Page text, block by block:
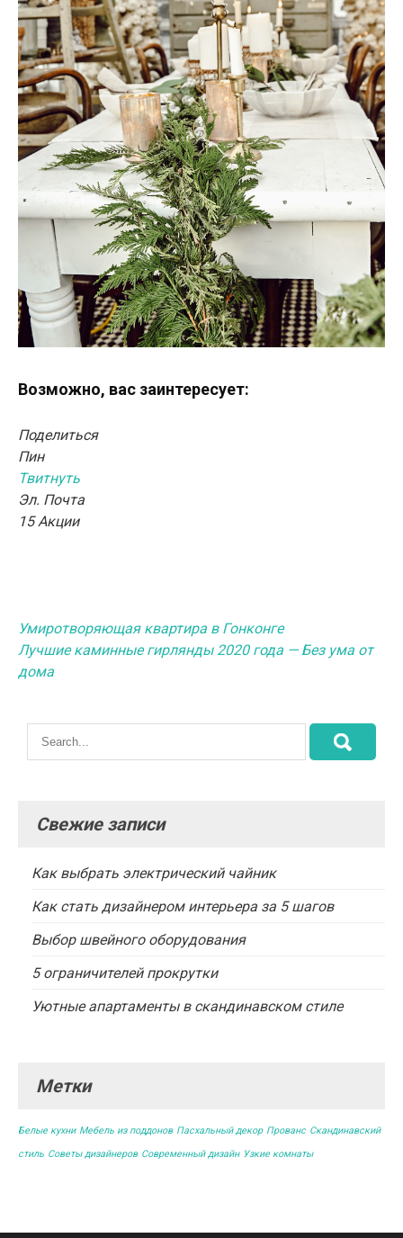
Возможно, вас заинтересует:
Поделиться
Пин
Твитнуть
Эл. Почта
15Акции
Навигация
по
записям
Умиротворяющая квартира в Гонконге
Лучшие каминные гирлянды 2020 года — Без ума от
дома
Свежие записи
Как выбрать электрический чайник
Как стать дизайнером интерьера за 5 шагов
Выбор швейного оборудования
5 ограничителей прокрутки
Уютные апартаменты в скандинавском стиле
Метки
Белые кухни Мебель из поддонов Пасхальный декор Прованс Скандинавский
стиль Советы дизайнеров Современный дизайн Узкие комнаты